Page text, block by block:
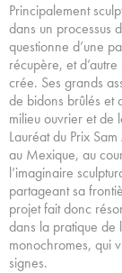
Principalement
dans un processus
questionne d’une
récupère, et
crée. Ses grands
de bidons brûlés et
milieu ouvrier et de
Lauréat du Prix
au Mexique, au
l’imaginaire
partageant sa
projet fait donc
dans la pratique de
monochromes, qui
signes.